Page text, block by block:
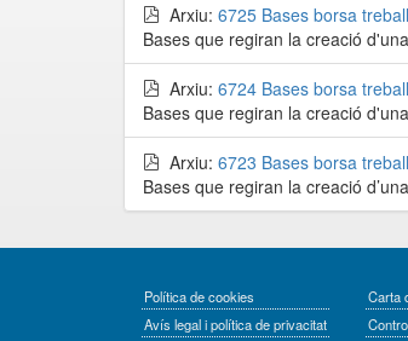
Arxiu: 6725 Bases borsa
Bases que regiran la creació
Arxiu: 6724 Bases borsa
Bases que regiran la creació
Arxiu: 6723 Bases borsa
Bases que regiran la creació
Política de cookies
Avís legal i política de privacitat
Carta